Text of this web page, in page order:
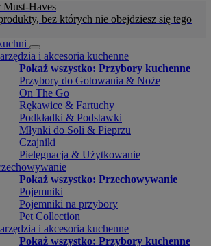
Must-Haves
bez których nie obejdziesz się tego
i akcesoria kuchenne
Pokaż wszystko: Przybory kuchenne
Przybory do Gotowania & Noże
On The Go
Rękawice & Fartuchy
Podkładki & Podstawki
Młynki do Soli & Pieprzu
Czajniki
Pielęgnacja & Użytkowanie
Pokaż wszystko: Przechowywanie
Pojemniki
Pojemniki na przybory
Pet Collection
i akcesoria kuchenne
Pokaż wszystko: Przybory kuchenne